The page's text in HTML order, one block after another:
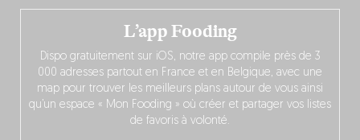
L’app Fooding
Dispo gratuitement sur iOS, notre app compile près de 3
000 adresses partout en France et en Belgique, avec une
map pour trouver les meilleurs plans autour de vous ainsi
qu’un espace « Mon Fooding » où créer et partager vos listes
de favoris à volonté.